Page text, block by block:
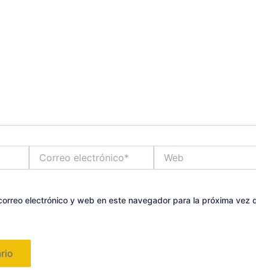
electrónico*
electrónico y web en este navegador para la próxima vez